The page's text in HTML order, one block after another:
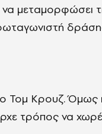
μεταμορφώσει
Τομ Κρουζ. Όμως
τρόπος να